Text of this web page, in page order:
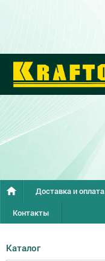
Доставка и оплата
Контакты
Каталог